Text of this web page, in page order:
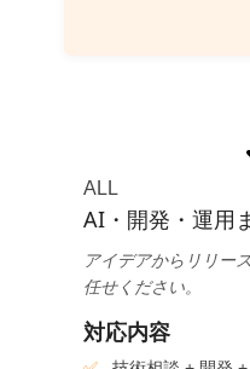
ALL
AI・開発・運用
アイデアからリリー
任せください。
対応内容